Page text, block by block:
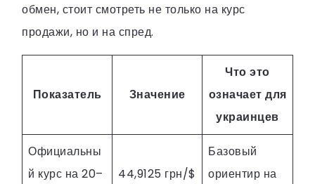
обмен, стоит смотреть не только на курс
продажи, но и на спред.
Показатель Значение
Что это
означает для
украинцев
Официальны
й курс на 20–
44,9125 грн/$
Базовый
ориентир на